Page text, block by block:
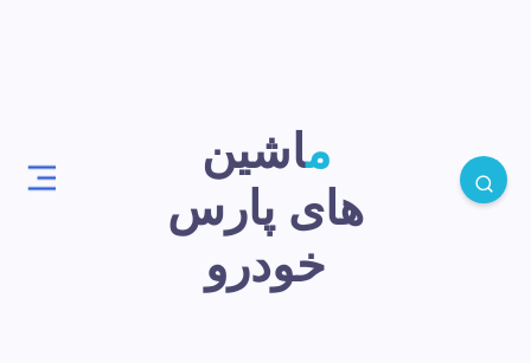
ماشین
های پارس
خودرو